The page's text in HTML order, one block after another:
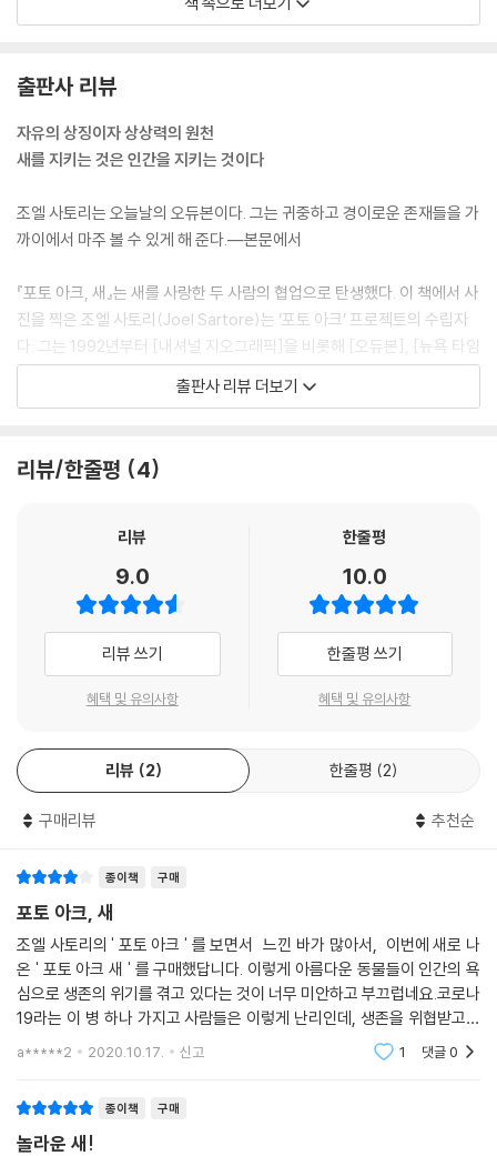
다. 지구 온난화가 현저해져 서식지가 파괴되고 크릴 같은 먹이가 급감하
파고스펭귄(Galapagos penguin, Spheniscus mendiculus, EN), 자
카스펭귄, 노란눈펭귄(yellow-eyed penguin, Megadyptes antipo
des, EN), 선눈썹펭귄(erect-crested penguin, Eudyptes sclater
s moseleyi, EN) 등은 심각한 멸종 위기에 놓여 있다.
지구에 서식하고 있다. …… 지구 위에는 무려 2000억 내지 4000억 마리
의 새가 살고 있다.”라고 말한다. 그렇다면 세계에서 개체수가 가장 많은
조류는 무엇일까? 바로 닭이다. 흔하지 않은 야생 닭이 아니라 아무나 감히
흔히 볼 수 없는 공장식 닭장 속의 양계. 독일의 온라인 통계 포털 스타티스
타(statista)에 따르면 2017년 지구에는 대략 228억 마리의 닭이 사육
되고 있었다. 국가별 대량 사육 두수를 집계해 추정한 수치인 듯하다. 202
은 알을 깨고 나온 지 35~55일 만에 도축되므로 연간 총 개체수는 아마
않으면 닭은 10년 넘게 천수(天壽)를 누릴 수도 있다. 그 많은 닭이 천수를
누리는 것도 문제이지만.
닭 다음으로 많은 조류는 무엇일까? 오리다. 역시나 인간이 사육하는 육용
오리. 그다음이 야생종으로 개체수가 가장 많은 아프리카의 홍엽조다. 15
억 마리 정도가 살고 있다고 한다. 한때 큰 무리를 지어 미국의 하늘을 검게
뒤덮으며 50억 마리에 이르렀던 여행비둘기는 무자비한 남획으로 100여
한스 로슬링(Hans Rosling)은 세계 인구가 2100년경 한계에 이르러 11
0억 명을 넘지 않을 것이라 예측했다. 그렇다면 앞으로 200년 후에는 지
구상에 새가 몇 마리나 살고 있을까? 닭과 오리와 칠면조의 수는 배로 늘겠
등장하는 대다수의 새들은 야생에서 찾아보기 어려울 것이다.
백범 김구와 여러 순국선열이 영면하고 있는 인근 공원에는 지금조차도 새
가 별로 없다. 직박구리, 까치, 참새, 박새, 비둘기 정도. 이것은 실제로 서
울 도심에서 볼 수 있는 새의 출현 빈도 순서이기도 하다. 영령의 한과 그리
움을 달래 주는 소쩍새나 두견, 노고지리의 울음소리도 들을 수 있으면 좋
으련만 사방에 인기척과 차 소리만 요란하다. 『포토 아크, 새』에 실린 사진
이 영정 사진이 아니라 멋들어진 초상으로 영원히 남기를 바라며, 이 중요
인사를 올린다. 아울러 이 책에 등장하는 수많은 새의 우리말 이름을 하나
하나 찾아서 확인하고 원서의 오류까지 바로잡아 준 서울 대공원 동물기획
출판사 리뷰
자유의 상징이자 상상력의 원천
새를 지키는 것은 인간을 지키는 것이다
조엘 사토리는 오늘날의 오듀본이다. 그는 귀중하고 경이로운 존재들을 가
까이에서 마주 볼 수 있게 해 준다.―본문에서
『포토 아크, 새』는 새를 사랑한 두 사람의 협업으로 탄생했다. 이 책에서 사
진을 찍은 조엘 사토리(Joel Sartore)는 ‘포토 아크’ 프로젝트의 수립자
다. 그는 1992년부터 [내셔널 지오그래픽]을 비롯해 [오듀본], [뉴욕 타임
스], [스미스소니언], [스포츠 일러스트레이티드]에서 기사를 정기적으로
기고했다. 지은 책으로 『포토 아크』, 『포토 아크 배니싱』, 『희귀종』, 『가족
수상한 바 있다.
집장이다. 열여덟 살이던 2004년에 미국 탐조 협회(American Birding
많은 새 종을 찾아 기록한 사람이 우승하는 국제적인 탐조 행사 ‘빅 이어’에
서 2015년 6,042종의 새를 기록하는 신기록을 세우며 우승했다. 지은 책
으로 새에 관한 책 『국경 없는 탐조』, 『새: 똑똑하고 기발하고 예술적인』,
『펭귄 속에서』가 있다.
새는 세상에 나오기 전에 이미 다른 모든 생물과 확연히 구별된다.―본문
에서
들을 배치하고 있다. 1장 「새에 대하여」는 먼저 조류라는 강(綱, class)을
살펴본다. 조류는 수각류라는 공룡의 한 분류군에서 유래했다. 약 6600만
년 전 다른 공룡들이 멸종했을 때 살아남았다. 새에게 “살아 있는 공룡”이
라는 별칭이 붙는 이유다. 이러한 진화적 내력을 지닌 새는 현재 1만 500
종으로 분화되어 다양성을 보여 준다. 1장에서 조류의 일반적 특성을 개괄
했다면 2장 「특징들」은 각 종을 구별하는 고유한 특징들을 확인한다. 같은
날개와 다리, 깃털이라 하더라도 펭귄의 발바닥이나 수컷 공작의 꽁지깃,
저어새의 부리처럼 새는 각 종의 생존 방식에 특화된 형태를 발달시켰다.
별하는 탐조가의 경험을 가능하게 한다.
출판사 리뷰 더보기
리뷰/한줄평 4
리뷰
9.0
리뷰 쓰기
혜택 및 유의사항
한줄평
10.0
한줄평 쓰기
혜택 및 유의사항
리뷰 2 한줄평 2
구매리뷰 추천순
종이책 구매
포토 아크, 새
조엘 사토리의 ' 포토 아크 ' 를 보면서 느낀 바가 많아서, 이번에 새로 나
온 ' 포토 아크 새 ' 를 구매했답니다. 이렇게 아름다운 동물들이 인간의 욕
심으로 생존의 위기를 겪고 있다는 것이 너무 미안하고 부끄럽네요.코로나
19라는 이 병 하나 가지고 사람들은 이렇게 난리인데, 생존을 위협받고도
아무 저항도 하지 못한 채 멸종이라는 끝을 향해 갈 수 밖에 없는 동물들은
a*****2 2020.10.17. 신고 1 댓글0
종이책 구매
놀라운 새!